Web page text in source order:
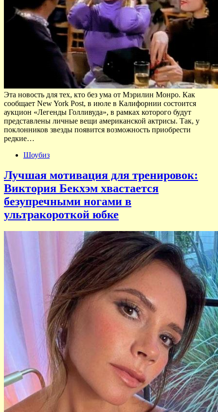
Эта новость для тех, кто без ума от Мэрилин Монро. Как
сообщает New York Post, в июле в Калифорнии состоится
аукцион «Легенды Голливуда», в рамках которого будут
представлены личные вещи американской актрисы. Так, у
поклонников звезды появится возможность приобрести
редкие…
Шоубиз
Лучшая мотивация для тренировок:
Виктория Бекхэм хвастается
безупречными ногами в
ультракороткой юбке